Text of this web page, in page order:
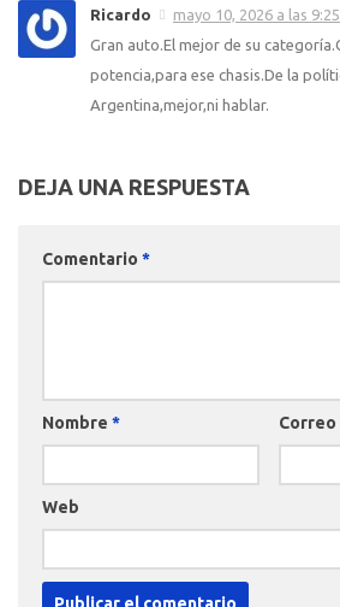
Ricardo
mayo 10, 2026 a las
Gran auto.El mejor de su
potencia,para ese chasis.De la
Argentina,mejor,ni hablar.
DEJA UNA RESPUESTA
Comentario *
Nombre *
Web